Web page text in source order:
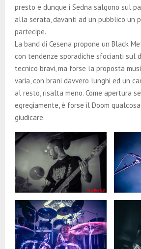
presto e dunque i Sedna salgono sul
alla serata, davanti ad un pubblico un
partecipe.
La band di Cesena propone un Black
con tendenze sporadiche sfocianti sul
tecnico bravi, ma forse la proposta
varia, con brani davvero lunghi ed un
al resto, risalta meno. Come apertura
egregiamente, è forse il Doom
giudicare.